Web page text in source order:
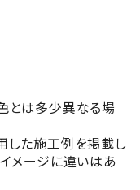
とは多少異なる場
した施工例を掲載し
メージに違いはあ